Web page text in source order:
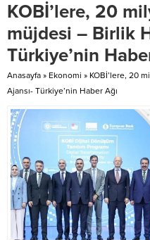
KOBİ’lere, 20
müjdesi – Birlik
Türkiye’nin
Anasayfa » Ekonomi » KOBİ’lere, 20
Ajansı- Türkiye’nin Haber Ağı